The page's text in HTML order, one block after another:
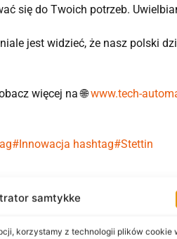
samtykke
korzystamy z technologii plików cookie
się do Twoich potrzeb.
jest widzieć, że nasz polski
więcej na 🌐www.tech-
hashtag#Stettin
naszych treści
Facebook